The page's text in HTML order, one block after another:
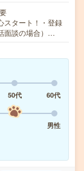
スタート！・登録
面談の場合）…
50代
60代
男性